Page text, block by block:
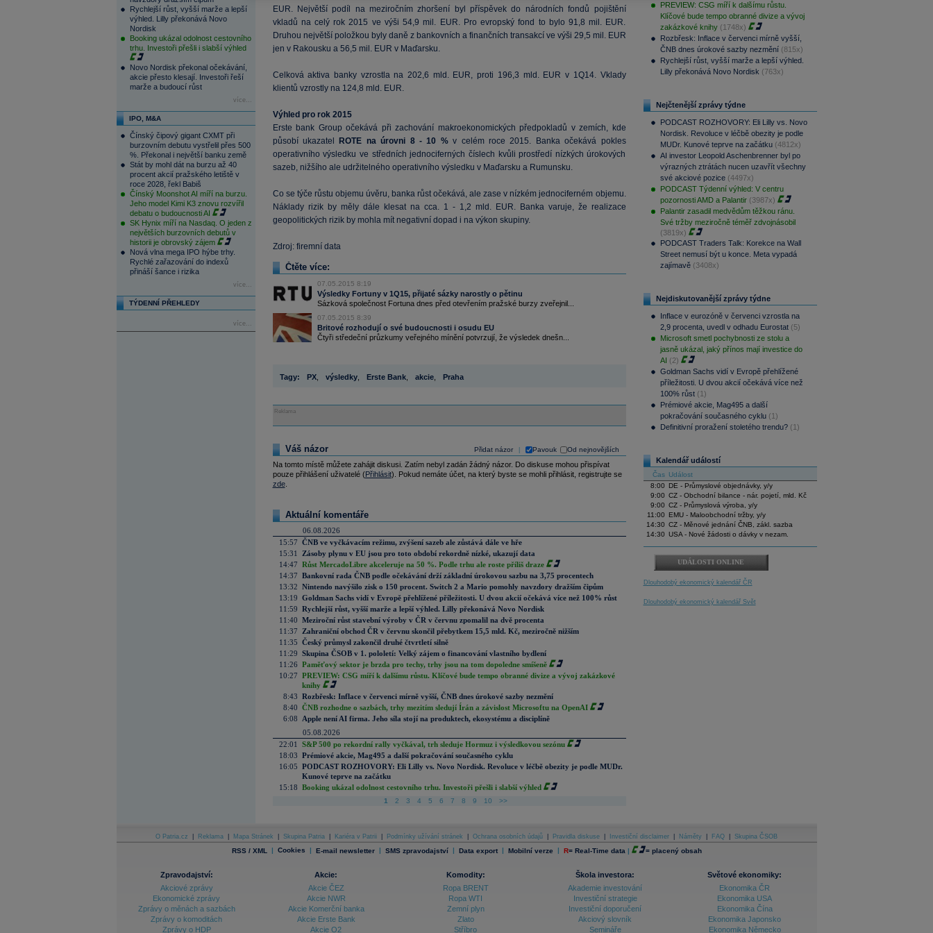
Rychlejší růst, vyšší marže a lepší
výhled. Lilly překonává Novo
Nordisk
Booking ukázal odolnost cestovního
trhu. Investoři přešli i slabší výhled
Novo Nordisk překonal očekávání,
akcie přesto klesají. Investoři řeší
marže a budoucí růst
více...
IPO, M&A
Čínský čipový gigant CXMT při
burzovním debutu vystřelil přes 500
%. Překonal i největší banku země
Stát by mohl dát na burzu až 40
procent akcií pražského letiště v
roce 2028, řekl Babiš
Čínský Moonshot AI míří na burzu.
Jeho model Kimi K3 znovu rozvířil
debatu o budoucnosti AI
SK Hynix míří na Nasdaq. O jeden z
největších burzovních debutů v
historii je obrovský zájem
Nová vlna mega IPO hýbe trhy.
Rychlé zařazování do indexů
přináší šance i rizika
více...
TÝDENNÍ PŘEHLEDY
více...
EUR. Největší podíl na meziročním zhoršení byl příspěvek do národních fondů pojištění
vkladů na celý rok 2015 ve výši 54,9 mil. EUR. Pro evropský fond to bylo 91,8 mil. EUR.
Druhou největší položkou byly daně z bankovních a finančních transakcí ve výši 29,5 mil. EUR
jen v Rakousku a 56,5 mil. EUR v Maďarsku.
Celková aktiva banky vzrostla na 202,6 mld. EUR, proti 196,3 mld. EUR v 1Q14. Vklady
klientů vzrostly na 124,8 mld. EUR.
Výhled pro rok 2015
Erste bank Group očekává při zachování makroekonomických předpokladů v zemích, kde
působí ukazatel
ROTE na úrovni 8 - 10 %v celém roce 2015. Banka očekává pokles
operativního výsledku ve středních jednociferných číslech kvůli prostředí nízkých úrokových
sazeb, nižšího ale udržitelného operativního výsledku v Maďarsku a Rumunsku.
Co se týče růstu objemu úvěru, banka růst očekává, ale zase v nízkém jednociferném objemu.
Náklady rizik by měly dále klesat na cca. 1 - 1,2 mld. EUR. Banka varuje, že realizace
geopolitických rizik by mohla mít negativní dopad i na výkon skupiny.
Zdroj: firemní data
Čtěte více:
07.05.2015 8:19
Výsledky Fortuny v 1Q15, přijaté sázky narostly o pětinu
Sázková společnost Fortuna dnes před otevřením pražské burzy zveřejnil...
07.05.2015 8:39
Britové rozhodují o své budoucnosti i osudu EU
Čtyři středeční průzkumy veřejného mínění potvrzují, že výsledek dnešn...
Tagy: PX, výsledky, Erste Bank, akcie, Praha
Reklama
Přidat názor Pavouk Od nejnovějších
Váš názor
Na tomto místě můžete zahájit diskusi. Zatím nebyl zadán žádný názor. Do diskuse mohou přispívat
pouze přihlášení uživatelé (Přihlásit). Pokud nemáte účet, na který byste se mohli přihlásit, registrujte se
zde.
Aktuální komentáře
06.08.2026
15:57 ČNB ve vyčkávacím režimu, zvýšení sazeb ale zůstává dále ve hře
15:31
Zásoby plynu v EU jsou pro toto období rekordně nízké, ukazují data
14:47 Růst MercadoLibre akceleruje na 50 %. Podle trhu ale roste příliš draze
14:37 Bankovní rada ČNB podle očekávání drží základní úrokovou sazbu na 3,75 procentech
13:32 Nintendo navýšilo zisk o 150 procent. Switch 2 a Mario pomohly navzdory dražším čipům
13:19 Goldman Sachs vidí v Evropě přehlížené příležitosti. U dvou akcií očekává více než 100% růst
11:59 Rychlejší růst, vyšší marže a lepší výhled. Lilly překonává Novo Nordisk
11:40 Meziroční růst stavební výroby v ČR v červnu zpomalil na dvě procenta
11:37
Zahraniční obchod ČR v červnu skončil přebytkem 15,5 mld. Kč, meziročně nižším
11:35 Český průmysl zakončil druhé čtvrtletí silně
11:29 Skupina ČSOB v 1. pololetí: Velký zájem o financování vlastního bydlení
11:26 Paměťový sektor je brzda pro techy, trhy jsou na tom dopoledne smíšeně
10:27 PREVIEW: CSG míří k dalšímu růstu. Klíčové bude tempo obranné divize a vývoj zakázkové
knihy
8:43 Rozbřesk: Inflace v červenci mírně vyšší, ČNB dnes úrokové sazby nezmění
8:40 ČNB rozhodne o sazbách, trhy mezitím sledují Írán a závislost Microsoftu na OpenAI
6:08
Apple není AI firma. Jeho síla stojí na produktech, ekosystému a disciplíně
05.08.2026
22:01
S&P 500 po rekordní rally vyčkával, trh sleduje Hormuz i výsledkovou sezónu
18:03 Prémiové akcie, Mag495 a další pokračování současného cyklu
16:05 PODCAST ROZHOVORY: Eli Lilly vs. Novo Nordisk. Revoluce v léčbě obezity je podle MUDr.
Kunové teprve na začátku
15:18 Booking ukázal odolnost cestovního trhu. Investoři přešli i slabší výhled
1 2 3 4 5 6 7 8 9 10 >>
PREVIEW: CSG míří k dalšímu růstu.
Klíčové bude tempo obranné divize a vývoj
zakázkové knihy (1748x)
Rozbřesk: Inflace v červenci mírně vyšší,
ČNB dnes úrokové sazby nezmění (815x)
Rychlejší růst, vyšší marže a lepší výhled.
Lilly překonává Novo Nordisk (763x)
Nejčtenější zprávy týdne
PODCAST ROZHOVORY: Eli Lilly vs. Novo
Nordisk. Revoluce v léčbě obezity je podle
MUDr. Kunové teprve na začátku (4812x)
AI investor Leopold Aschenbrenner byl po
výrazných ztrátách nucen uzavřít všechny
své akciové pozice (4497x)
PODCAST Týdenní výhled: V centru
pozornosti AMD a Palantir (3987x)
Palantir zasadil medvědům těžkou ránu.
Své tržby meziročně téměř zdvojnásobil
(3819x)
PODCAST Traders Talk: Korekce na Wall
Street nemusí být u konce. Meta vypadá
zajímavě (3408x)
Nejdiskutovanější zprávy týdne
Inflace v eurozóně v červenci vzrostla na
2,9 procenta, uvedl v odhadu Eurostat (5)
Microsoft smetl pochybnosti ze stolu a
jasně ukázal, jaký přínos mají investice do
AI (2)
Goldman Sachs vidí v Evropě přehlížené
příležitosti. U dvou akcií očekává více než
100% růst (1)
Prémiové akcie, Mag495 a další
pokračování současného cyklu (1)
Definitivní proražení stoletého trendu? (1)
Kalendář událostí
Čas Událost
8:00
DE - Průmyslové objednávky, y/y
9:00 CZ - Obchodní bilance - nár. pojetí, mld. Kč
9:00 CZ - Průmyslová výroba, y/y
11:00
EMU - Maloobchodní tržby, y/y
14:30 CZ - Měnové jednání ČNB, zákl. sazba
14:30 USA - Nové žádosti o dávky v nezam.
UDÁLOSTI ONLINE
Dlouhodobý ekonomický kalendář ČR
Dlouhodobý ekonomický kalendář Svět
O Patria.cz Reklama Mapa Stránek Skupina Patria Kariéra v Patrii Podmínky užívání stránek Ochrana osobních údajů Pravidla diskuse Investiční disclaimer Náměty FAQ Skupina ČSOB
RSS / XML | Cookies | E-mail newsletter | SMS zpravodajství | Data export | Mobilní verze | R= Real-Time data | = placený obsah
Zpravodajství:
Akciové zprávy
Ekonomické zprávy
Zprávy o měnách a sazbách
Zprávy o komoditách
Zprávy o HDP
Akcie:
Akcie ČEZ
Akcie NWR
Akcie Komerční banka
Akcie Erste Bank
Akcie O2
Komodity:
Ropa BRENT
Ropa WTI
Zemní plyn
Zlato
Stříbro
Škola investora:
Akademie investování
Investiční strategie
Investiční doporučení
Akciový slovník
Semináře
Světové ekonomiky:
Ekonomika ČR
Ekonomika USA
Ekonomika Čína
Ekonomika Japonsko
Ekonomika Německo